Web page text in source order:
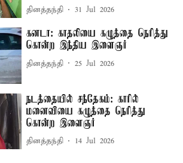
தினத்தந்தி 31 Jul 2026
கனடா: காதலியை கழுத்தை நெரித்து
கொன்ற இந்திய இளைஞர்
தினத்தந்தி 25 Jul 2026
நடத்தையில் சந்தேகம்: காரில்
மனைவியை கழுத்தை நெரித்து
கொன்ற இளைஞர்
தினத்தந்தி 14 Jul 2026